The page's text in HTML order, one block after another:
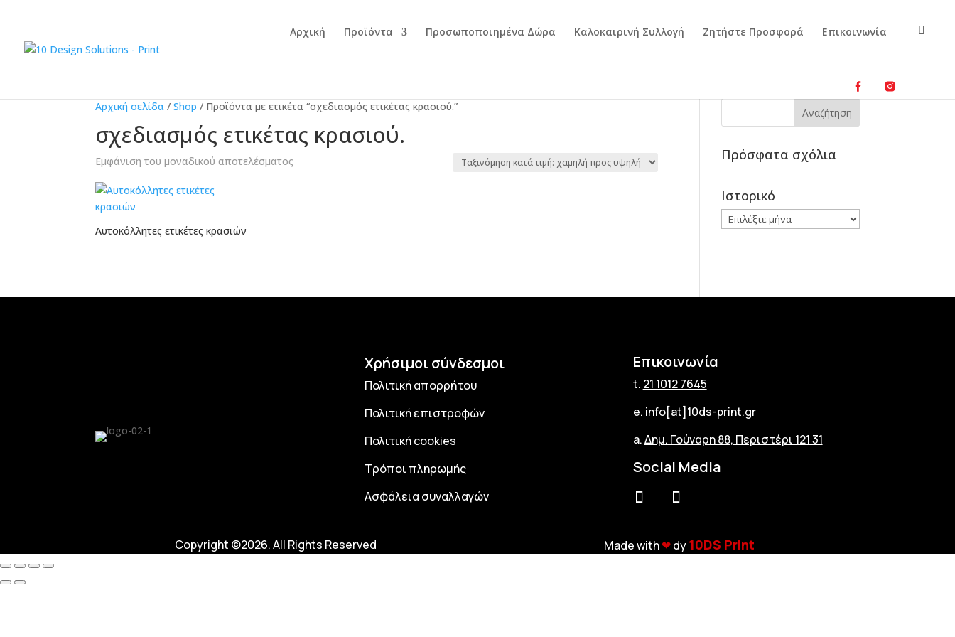
Αρχική Προϊόντα Προσωποποιημένα Δώρα Καλοκαιρινή Συλλογή Ζητήστε Προσφορά Επικοινωνία
Αρχική σελίδα /Shop / Προϊόντα με ετικέτα “σχεδιασμός ετικέτας κρασιού.”
σχεδιασμός ετικέτας κρασιού.
Εμφάνιση του μοναδικού αποτελέσματος
Αυτοκόλλητες ετικέτες κρασιών
Πρόσφατα σχόλια
Ιστορικό
Ιστορικό
Χρήσιμοι σύνδεσμοι
Πολιτική απορρήτου
Πολιτική επιστροφών
Πολιτική cookies
Τρόποι πληρωμής
Ασφάλεια συναλλαγών
Επικοινωνία
t. 21 1012 7645
e. info[at]10ds-print.gr
a.Δημ. Γούναρη 88, Περιστέρι 121 31
Social Media
Copyright ©2026. All Rights Reserved Made with❤︎dy10DS Print